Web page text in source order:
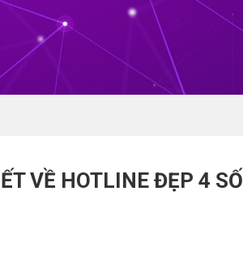
VỀ HOTLINE ĐẸP 4 SỐ